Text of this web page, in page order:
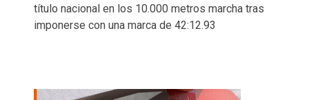
título nacional en los 10.000 metros marcha tras
imponerse con una marca de 42:12.93